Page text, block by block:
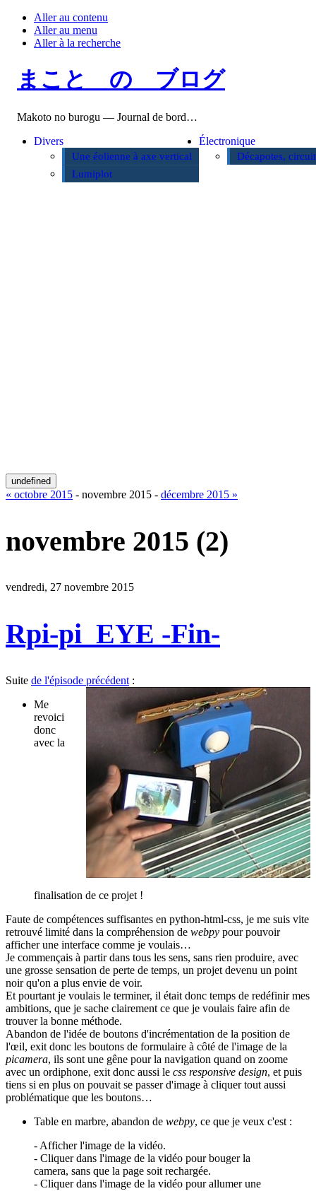
Aller au contenu
Aller au menu
Aller à la recherche
まこと の ブログ
Makoto no burogu — Journal de bord…
Divers
Une éolienne à axe vertical
Lumiplot
Électronique
Décapotes,
undefined
« octobre 2015 - novembre 2015 - décembre 2015 »
novembre 2015 (2)
vendredi, 27 novembre 2015
Rpi-pi_EYE -Fin-
Suite de l'épisode précédent :
Me
revoici
donc
avec la
finalisation de ce projet !
Faute de compétences suffisantes en python-html-css, je me suis vite
retrouvé limité dans la compréhension de webpy pour pouvoir
afficher une interface comme je voulais…
Je commençais à partir dans tous les sens, sans rien produire, avec
une grosse sensation de perte de temps, un projet devenu un point
noir qu'on a plus envie de voir.
Et pourtant je voulais le terminer, il était donc temps de redéfinir mes
ambitions, que je sache clairement ce que je voulais faire afin de
trouver la bonne méthode.
Abandon de l'idée de boutons d'incrémentation de la position de
l'œil, exit donc les boutons de formulaire à côté de l'image de la
picamera, ils sont une gêne pour la navigation quand on zoome
avec un ordiphone, exit donc aussi le css responsive design, et puis
tiens si en plus on pouvait se passer d'image à cliquer tout aussi
problématique que les boutons…
Table en marbre, abandon de webpy, ce que je veux c'est :
- Afficher l'image de la vidéo.
- Cliquer dans l'image de la vidéo pour bouger la
camera, sans que la page soit rechargée.
- Cliquer dans l'image de la vidéo pour allumer une